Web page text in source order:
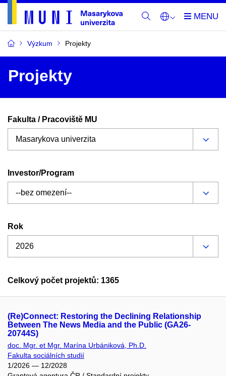
Výzkum Projekty
Projekty
Fakulta / Pracoviště MU
Investor/Program
Rok
Celkový počet projektů: 1365
(Re)Connect: Restoring the Declining Relationship
Between The News Media and the Public (GA26-
20744S)
doc. Mgr. et Mgr. Marína Urbániková, Ph.D.
Fakulta sociálních studií
1/2026 — 12/2028